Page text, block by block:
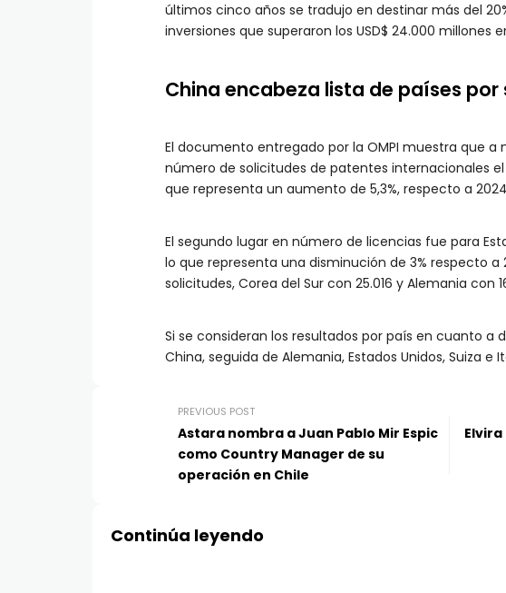
últimos cinco años se tradujo en destinar más del
inversiones que superaron los USD$ 24.000 millones
China encabeza lista de países
El documento entregado por la OMPI muestra que a
número de solicitudes de patentes internacionales
que representa un aumento de 5,3%, respecto a
El segundo lugar en número de licencias fue para
lo que representa una disminución de 3% respecto a
solicitudes, Corea del Sur con 25.016 y Alemania con
Si se consideran los resultados por país en cuanto a
China, seguida de Alemania, Estados Unidos, Suiza e
PREVIOUS POST
Astara nombra a Juan Pablo Mir Espic
como Country Manager de su
operación en Chile
Continúa leyendo